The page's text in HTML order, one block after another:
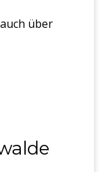
über